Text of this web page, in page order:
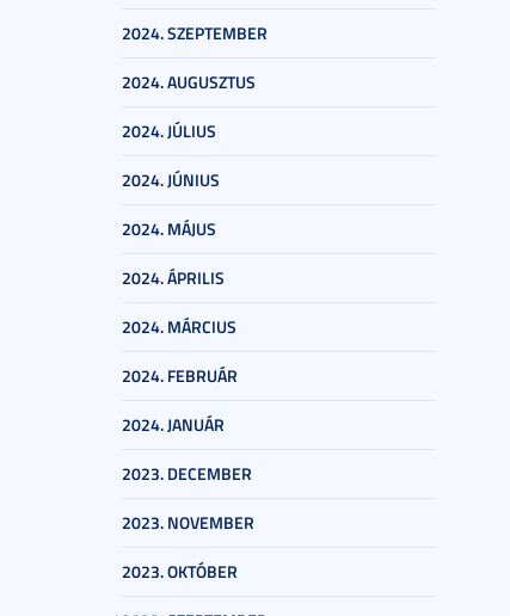
2024. SZEPTEMBER
2024. AUGUSZTUS
2024. JÚLIUS
2024. JÚNIUS
2024. MÁJUS
2024. ÁPRILIS
2024. MÁRCIUS
2024. FEBRUÁR
2024. JANUÁR
2023. DECEMBER
2023. NOVEMBER
2023. OKTÓBER